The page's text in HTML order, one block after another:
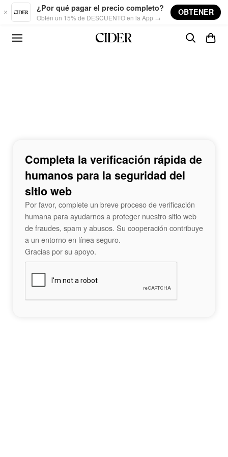
Skip to main content
¿Por qué pagar el precio completo?
Obtén un 15% de DESCUENTO en la App →
OBTENER
Completa la verificación rápida de
humanos para la seguridad del
sitio web
Por favor, complete un breve proceso de verificación
humana para ayudarnos a proteger nuestro sitio web
de fraudes, spam y abusos. Su cooperación contribuye
a un entorno en línea seguro.
Gracias por su apoyo.